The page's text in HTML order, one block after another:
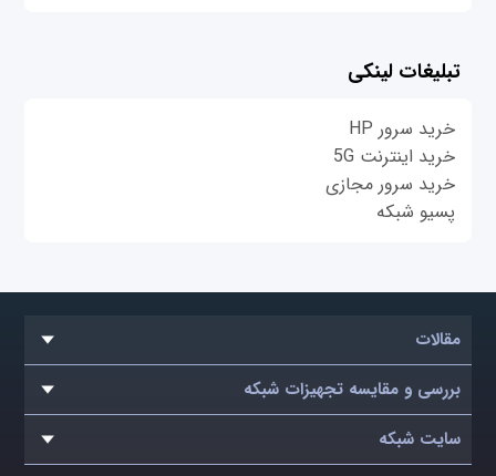
تبلیغات لینکی
خرید سرور HP
خرید اینترنت 5G
خرید سرور مجازی
پسیو شبکه
مقالات
بررسی و مقایسه تجهیزات شبکه
سایت شبکه